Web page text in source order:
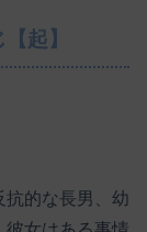
起】
抗的な長男、幼